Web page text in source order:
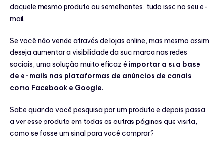
daquele mesmo produto ou semelhantes, tudo isso no seu e-
mail.
Se você não vende através de lojas online, mas mesmo assim
deseja aumentar a visibilidade da sua marca nas redes
sociais, uma solução muito eficaz é importar a sua base
de e-mails nas plataformas de anúncios de canais
como Facebook e Google.
Sabe quando você pesquisa por um produto e depois passa
a ver esse produto em todas as outras páginas que visita,
como se fosse um sinal para você comprar?